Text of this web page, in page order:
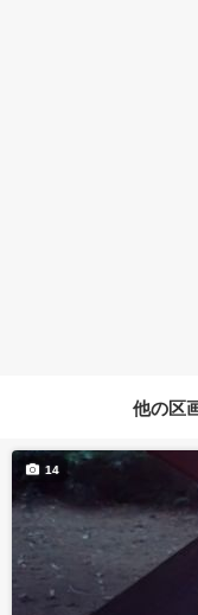
他の区
14